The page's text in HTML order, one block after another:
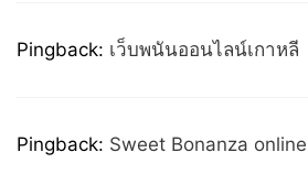
Pingback: เว็บพนันออนไลน์เกาหลี
Pingback: Sweet Bonanza online